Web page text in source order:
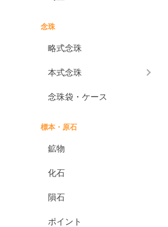
念珠
略式念珠
本式念珠
念珠袋・ケース
標本・原石
鉱物
化石
隕石
ポイント